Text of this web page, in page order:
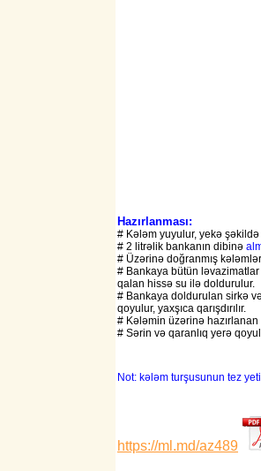
Hazırlanması:
# Kələm yuyulur, yekə şəkildə
# 2 litrəlik bankanın dibinə
# Üzərinə doğranmış
# Bankaya bütün
qalan hissə su ilə doldurulur.
# Bankaya doldurulan sirkə
qoyulur, yaxşıca qarışdırılır.
# Kələmin üzərinə hazırlanan
# Sərin və qaranlıq yerə
Not: kələm turşusunun tez
https://ml.md/az489